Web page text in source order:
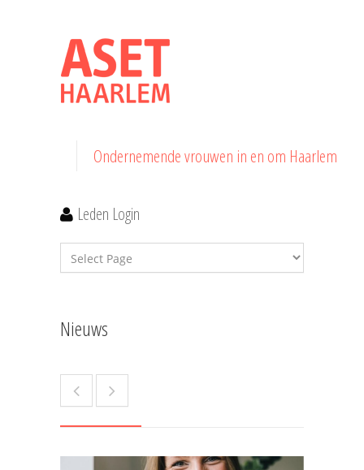
Ondernemende vrouwen in en om Haarlem
Leden Login
Nieuws